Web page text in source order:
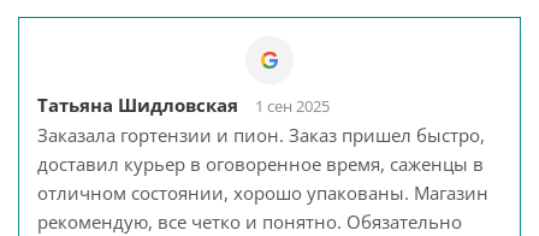
Татьяна Шидловская 1 сен 2025
Заказала гортензии и пион. Заказ пришел быстро,
доставил курьер в оговоренное время, саженцы в
отличном состоянии, хорошо упакованы. Магазин
рекомендую, все четко и понятно. Обязательно